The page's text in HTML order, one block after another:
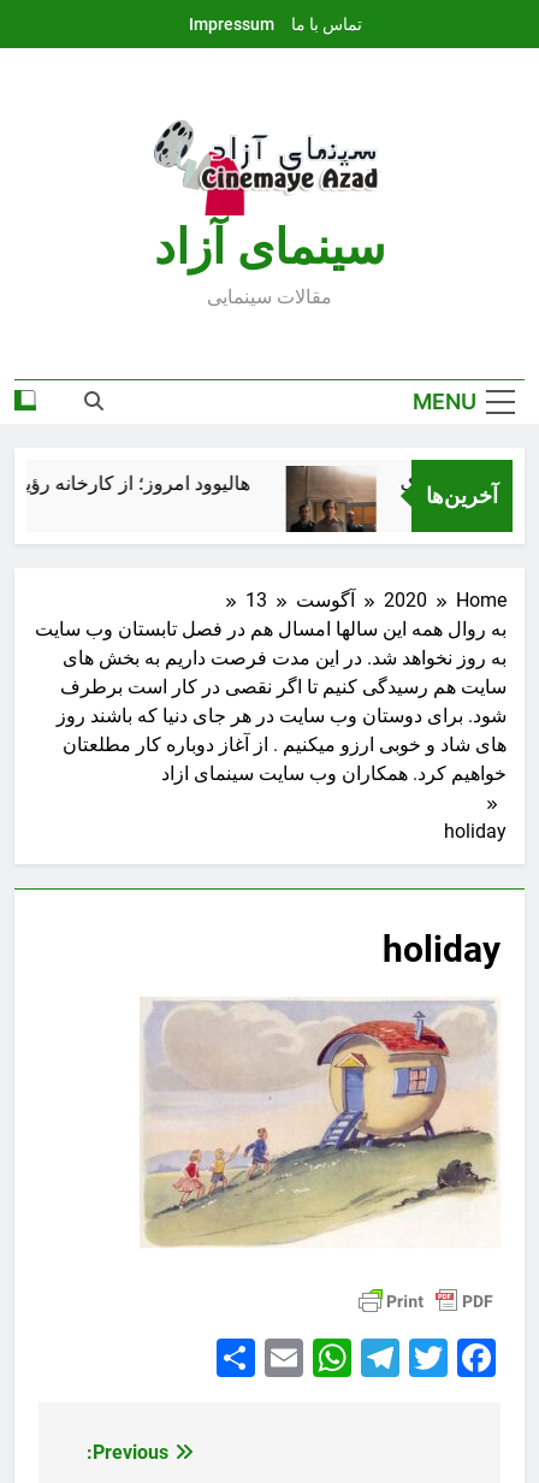
تماس با ما Impressum
سينماى آزاد
مقالات سينمايى
MENU
آخرین‌ها هالیوود امروز؛ از کارخانه
Home
2020 آگوست
13
به روال همه این سالها امسال هم در فصل تابستان وب سایت
به روز نخواهد شد. در این مدت فرصت داریم به بخش های
سایت هم رسیدگی کنیم تا اگر نقصی در کار است برطرف
شود. برای دوستان وب سایت در هر جای دنیا که باشند روز
های شاد و خوبی ارزو میکنیم . از آغاز دوباره کار مطلعتان
خواهیم کرد. همکاران وب سایت سینمای ازاد
holiday
holiday
Facebook
Twitter
Telegram
WhatsApp
Email
Previous: